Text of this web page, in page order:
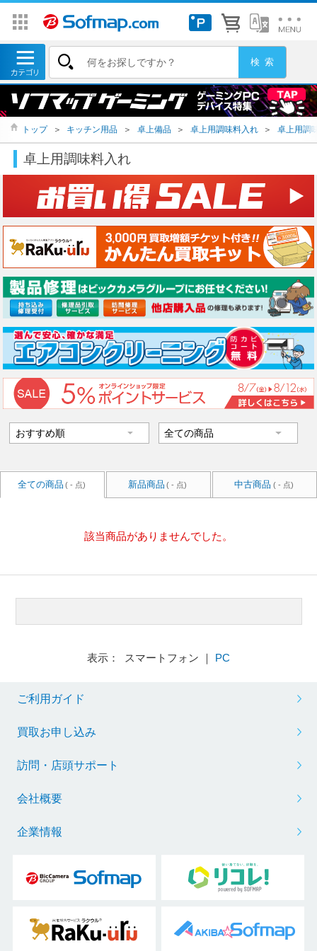
トップ ＞ キッチン用品 ＞ 卓上備品 ＞ 卓上用調味料入れ ＞ 卓上用調
卓上用調味料入れ
全ての商品 ( - 点) 新品商品 ( - 点) 中古商品 ( - 点)
該当商品がありませんでした。
表示： スマートフォン ｜ PC
ご利用ガイド
買取お申し込み
訪問・店頭サポート
会社概要
企業情報